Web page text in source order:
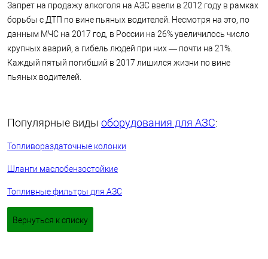
Запрет на продажу алкоголя на АЗС ввели в 2012 году в рамках
борьбы с ДТП по вине пьяных водителей. Несмотря на это, по
данным МЧС на 2017 год, в России на 26% увеличилось число
крупных аварий, а гибель людей при них — почти на 21%.
Каждый пятый погибший в 2017 лишился жизни по вине
пьяных водителей.
Популярные виды оборудования для АЗС:
Топливораздаточные колонки
Шланги маслобензостойкие
Топливные фильтры для АЗС
Вернуться к списку